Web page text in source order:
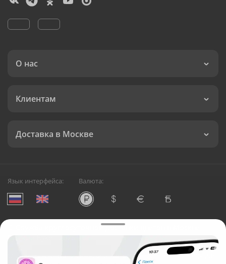
О нас
Клиентам
Доставка в Москве
Язык интерфейса: Валюта:
Служба круглосуточной доставки цветов в Москве
Русский Букет, 2026
Общество с ограниченной ответственностью «Технология»